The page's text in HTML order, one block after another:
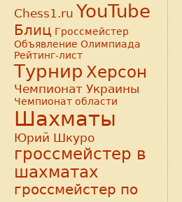
Chess1.ru YouTube
Блиц Гроссмейстер
Объявление Олимпиада
Рейтинг-лист
Турнир Херсон
Чемпионат Украины
Чемпионат области
Шахматы
Юрий Шкуро
гроссмейстер в
шахматах
гроссмейстер по